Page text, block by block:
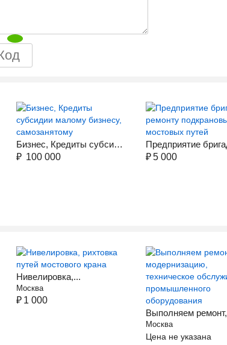
Бизнес, Кредиты субсидии малому бизнесу, самозанятому
₽ 100 000
₽ 5 000
Нивелировка,...
Москва
₽ 1 000
Выполняем
Москва
Цена не указана